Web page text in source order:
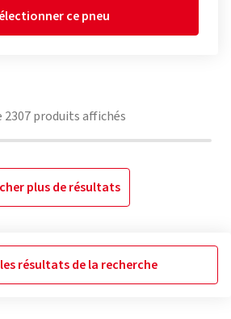
ce pneu
2307produits affichés
plus de résultats
résultats de la recherche